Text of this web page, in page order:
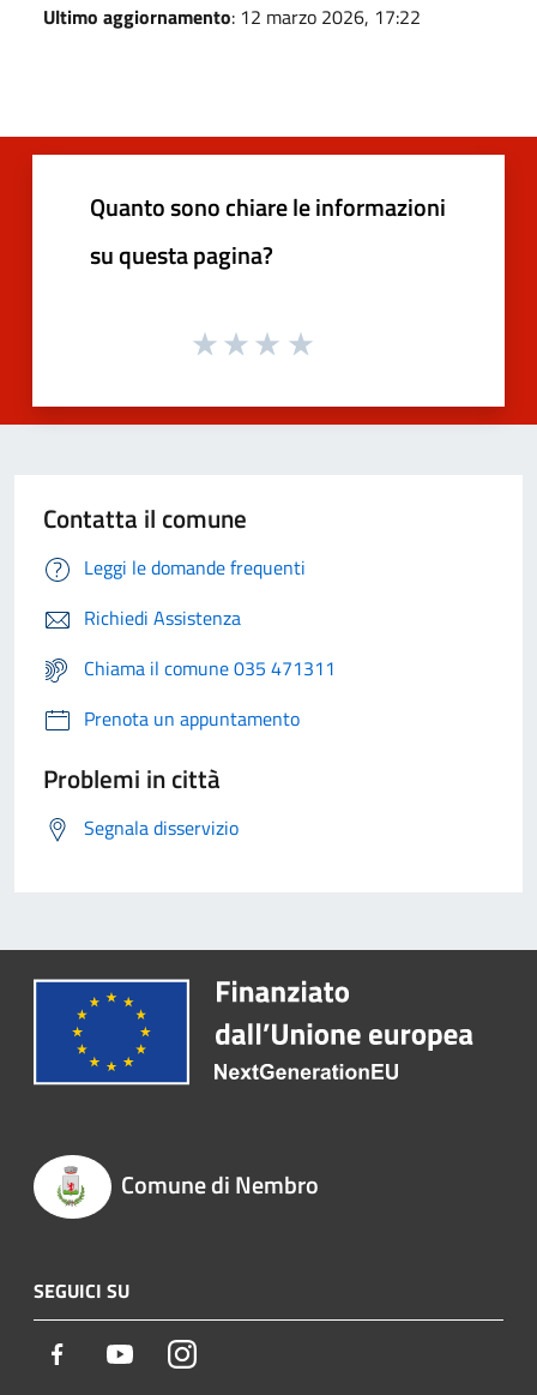
Ultimo aggiornamento: 12 marzo 2026, 17:22
Quanto sono chiare le informazioni
su questa pagina?
Contatta il comune
Leggi le domande frequenti
Richiedi Assistenza
Chiama il comune 035 471311
Prenota un appuntamento
Problemi in città
Segnala disservizio
Comune di Nembro
SEGUICI SU
Facebook YoutubeInstagram